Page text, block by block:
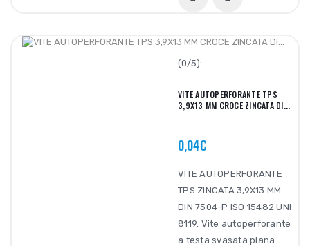
(0/5):
VITE AUTOPERFORANTE TPS
3,9X13 MM CROCE ZINCATA DI...
0,04€
VITE AUTOPERFORANTE
TPS ZINCATA 3,9X13 MM
DIN 7504-P ISO 15482 UNI
8119. Vite autoperforante
a testa svasata piana